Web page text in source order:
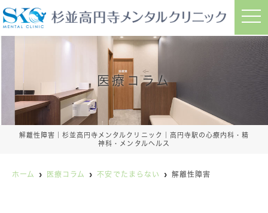
ホーム
HOME CLINIC INFORMATION MEDICAL FIRST
医療コラム
解離性障害｜杉並高円寺メンタルクリニック｜高円寺駅の心療内科・精
神科・メンタルヘルス
t
o
g
ホーム 医療コラム 不安でたまらない 解離性障害